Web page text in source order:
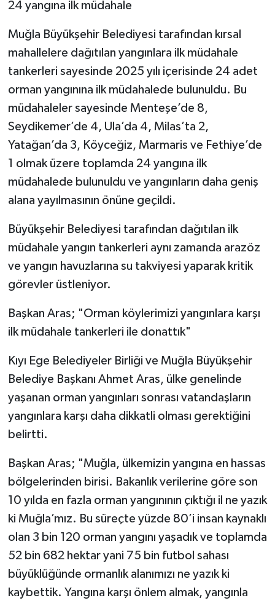
24 yangına ilk müdahale
Muğla Büyükşehir Belediyesi tarafından kırsal
mahallelere dağıtılan yangınlara ilk müdahale
tankerleri sayesinde 2025 yılı içerisinde 24 adet
orman yangınına ilk müdahalede bulunuldu. Bu
müdahaleler sayesinde Menteşe’de 8,
Seydikemer’de 4, Ula’da 4, Milas’ta 2,
Yatağan’da 3, Köyceğiz, Marmaris ve Fethiye’de
1 olmak üzere toplamda 24 yangına ilk
müdahalede bulunuldu ve yangınların daha geniş
alana yayılmasının önüne geçildi.
Büyükşehir Belediyesi tarafından dağıtılan ilk
müdahale yangın tankerleri aynı zamanda arazöz
ve yangın havuzlarına su takviyesi yaparak kritik
görevler üstleniyor.
Başkan Aras; "Orman köylerimizi yangınlara karşı
ilk müdahale tankerleri ile donattık"
Kıyı Ege Belediyeler Birliği ve Muğla Büyükşehir
Belediye Başkanı Ahmet Aras, ülke genelinde
yaşanan orman yangınları sonrası vatandaşların
yangınlara karşı daha dikkatli olması gerektiğini
belirtti.
Başkan Aras; "Muğla, ülkemizin yangına en hassas
bölgelerinden birisi. Bakanlık verilerine göre son
10 yılda en fazla orman yangınının çıktığı il ne yazık
ki Muğla’mız. Bu süreçte yüzde 80’i insan kaynaklı
olan 3 bin 120 orman yangını yaşadık ve toplamda
52 bin 682 hektar yani 75 bin futbol sahası
büyüklüğünde ormanlık alanımızı ne yazık ki
kaybettik. Yangına karşı önlem almak, yangınla